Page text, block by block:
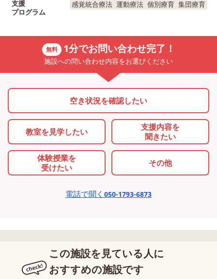
支援
プログラム
感覚統合療法 運動療法 個別療育 集団療育
無料 1分でお問い合わせ完了！
施設への問い合わせ内容をお選びください
空き状況を確認したい
教室を見学したい
支援内容を
聞きたい
体験授業を
受けたい
その他
電話で聞く 050-1793-6873
この施設を見ている人に
おすすめの施設です